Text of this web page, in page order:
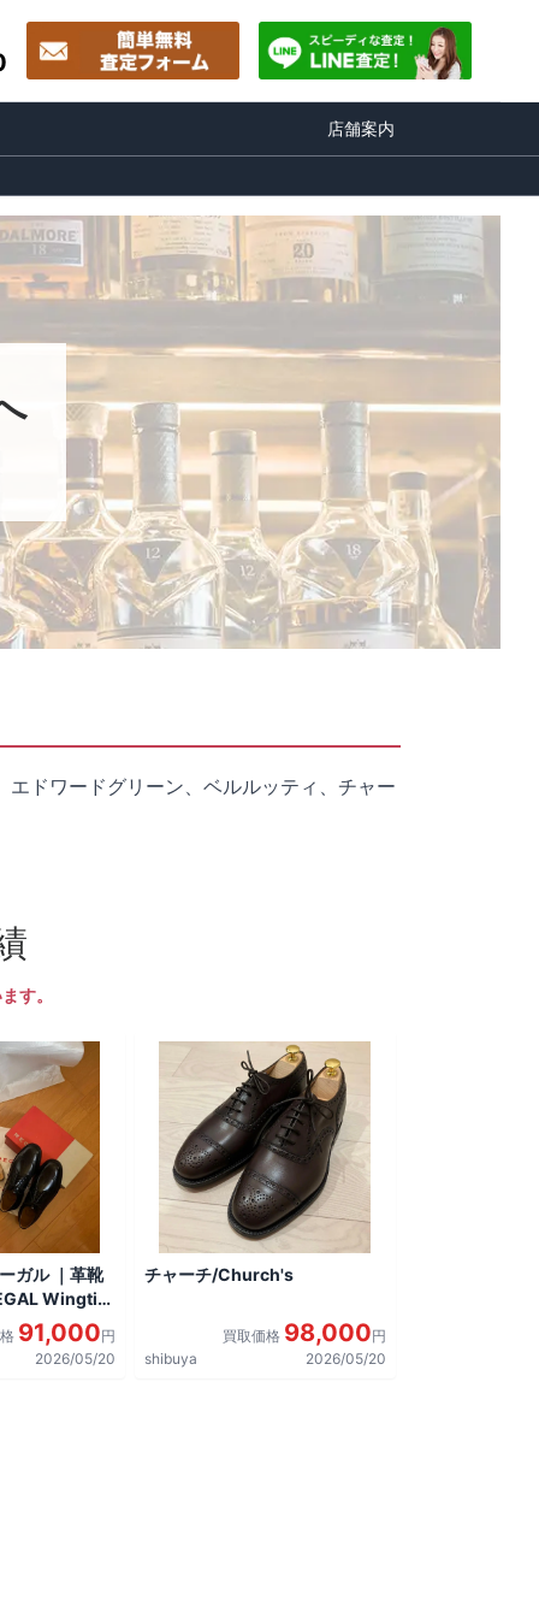
店舗案内
ドワードグリーン、ベルルッティ、チャー
す。
ガル ｜革靴
Wingtip
した。
91,000円
2026/05/20
チャーチ/Church's
買取価格 98,000円
shibuya
2026/05/20